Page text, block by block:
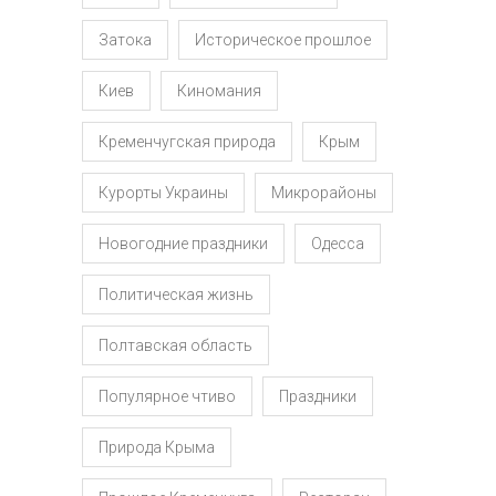
Затока Историческое прошлое
Киев Киномания
Кременчугская природа Крым
Курорты Украины Микрорайоны
Новогодние праздники Одесса
Политическая жизнь
Полтавская область
Популярное чтиво Праздники
Природа Крыма